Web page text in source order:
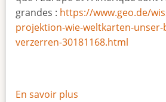
grandes : https://www.geo.de/
projektion-wie-weltkarten-
verzerren-30181168.html
En savoir plus